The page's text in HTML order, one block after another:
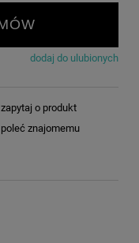
dodaj do ulubionych
zapytaj o produkt
poleć znajomemu